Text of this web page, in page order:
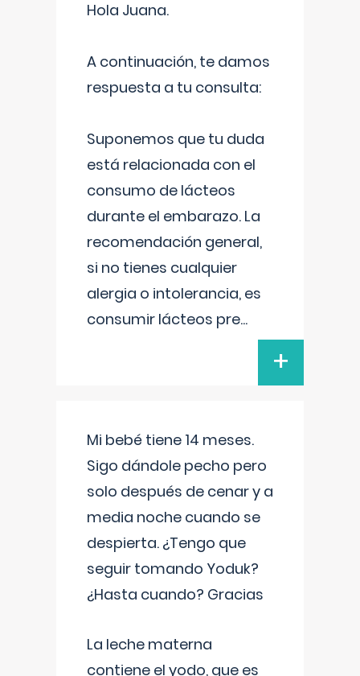
Hola Juana.
A continuación, te damos
respuesta a tu consulta:
Suponemos que tu duda
está relacionada con el
consumo de lácteos
durante el embarazo. La
recomendación general,
si no tienes cualquier
alergia o intolerancia, es
consumir lácteos pre...
+
Mi bebé tiene 14 meses.
Sigo dándole pecho pero
solo después de cenar y a
media noche cuando se
despierta. ¿Tengo que
seguir tomando Yoduk?
¿Hasta cuando? Gracias
La leche materna
contiene el yodo, que es